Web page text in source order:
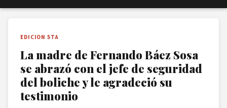
EDICION 5TA
La madre de Fernando Báez Sosa
se abrazó con el jefe de seguridad
del boliche y le agradeció su
testimonio